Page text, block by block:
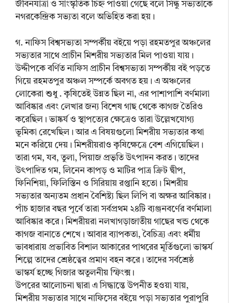
জীবনযাত্রা ও সাংস্কৃতিক চিহ্ন পাওয়া গেছে বলে সিন্ধু সভ্যতাকে
নগরকেন্দ্রিক সভ্যতা বলে অভিহিত করা হয়।
গ. নাফিস বিশ্বসভ্যতা সম্পর্কীয় বইয়ে পড়া রহমতপুর অঞ্চলের
সভ্যতার সাথে প্রাচীন মিশরীয় সভ্যতার মিল পাওয়া যায়।
উদ্দীপকে বর্ণিত নাফিস প্রাচীন বিশ্বসভ্যতা সম্পর্কীয় বই পড়তে
গিয়ে রহমতপুর অঞ্চল সম্পর্কে অবগত হয়। এ অঞ্চলের
লোকেরা শুধু . কৃষিতেই উন্নত ছিল না, এর পাশাপাশি বর্ণমালা
আবিষ্কার এবং লেখার জন্য বিশেষ গাছ থেকে কাগজ তৈরিও
করেছিল। ভাষ্কর্য ও স্থাপত্যের ক্ষেত্রেও তারা উল্লেখযোগ্য
ভূমিকা রেখেছিল। আর এ বিষয়গুলো মিশরীয় সভ্যতার কথা
মনে করিয়ে দেয়। মিশরীয়রাও কৃষিক্ষেত্রে বেশ এগিয়েছিল।
তারা গম, যব, তুলা, পিয়াজ প্রভৃতি উৎপাদন করত। তাদের
উৎপাদিত গম, লিনেন কাপড় ও মাটির পাত্র ক্রিট দ্বীপ,
ফিনিশিয়া, ফিলিস্তিন ও সিরিয়ায় রপ্তানি হতো। মিশরীয়
সভ্যতার অন্যতম প্রধান বৈশিষ্ট্য ছিল লিপি বা অক্ষর আবিষ্কার।
পাঁচ হাজার বছর পূর্বে তারা সর্বপ্রথম ২৪টি ব্যঞ্জনবর্ণের বর্ণমালা
আবিষ্কার করে। মিশরীয়রা নলখাগড়াজাতীয় গাছের খন্ড থেকে
কাগজ বানাতে শেখে। আবার ব্যাপকতা, বৈচিত্র্য এবং ধর্মীয়
ভাবধারায় প্রভাবিত বিশাল আকারের পাথরের মূর্তিগুলো ভাস্কর্য
শিল্পে তাদের শ্রেষ্ঠত্বের প্রমাণ বহন করে। তাদের সর্বশ্রেষ্ঠ
ভাস্কর্য হচ্ছে গিজার অতুলনীয় স্ফিংক্স।
উপরের আলোচনা দ্বারা এ সিদ্ধান্তে উপনীত হওয়া যায়,
মিশরীয় সভ্যতার সাথে নাফিসের বইয়ে পড়া সভ্যতার পুরাপুরি